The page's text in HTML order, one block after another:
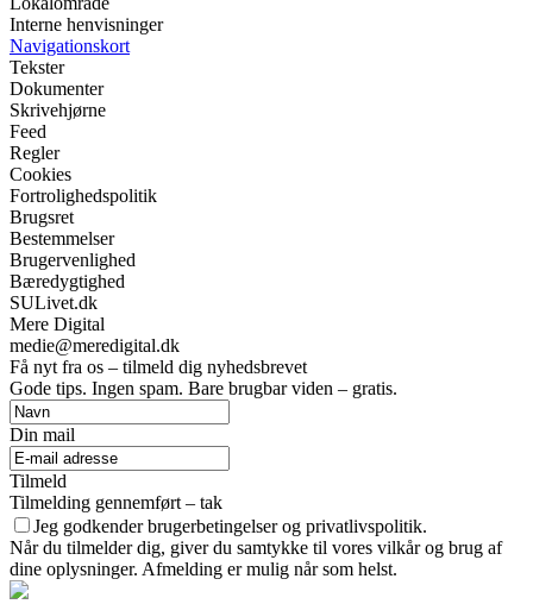
Interne henvisninger
Navigationskort
Tekster
Dokumenter
Skrivehjørne
Feed
Regler
Cookies
Fortrolighedspolitik
Brugsret
Bestemmelser
Brugervenlighed
Bæredygtighed
SULivet.dk
Mere Digital
medie@meredigital.dk
Få nyt fra os – tilmeld dig nyhedsbrevet
Gode tips. Ingen spam. Bare brugbar viden – gratis.
Din mail
Tilmeld
Tilmelding gennemført – tak
Jeg godkender brugerbetingelser og privatlivspolitik.
Når du tilmelder dig, giver du samtykke til vores vilkår og brug af
dine oplysninger. Afmelding er mulig når som helst.